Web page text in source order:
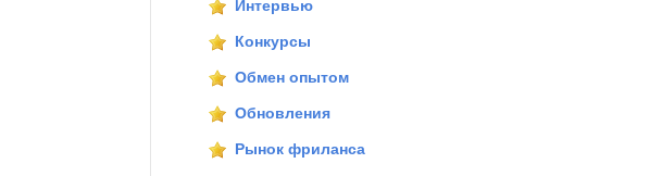
Интервью
Конкурсы
Обмен опытом
Обновления
Рынок фриланса